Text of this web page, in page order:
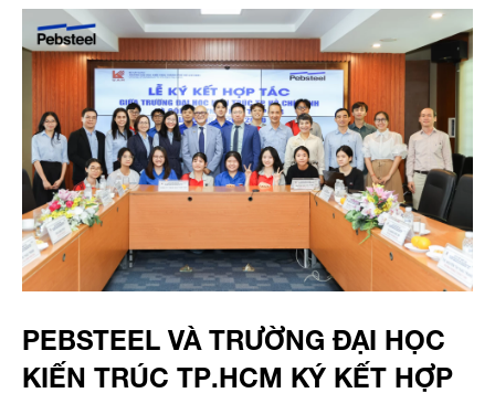
PEBSTEEL VÀ TRƯỜNG ĐẠI HỌC
KIẾN TRÚC TP.HCM KÝ KẾT HỢP